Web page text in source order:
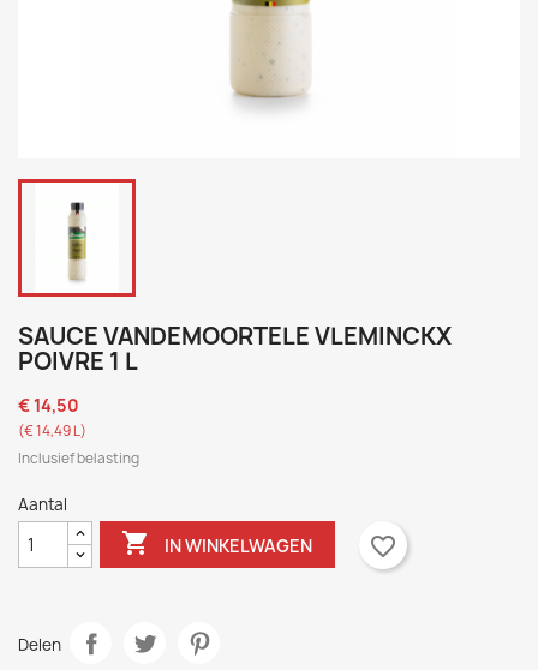
SAUCE VANDEMOORTELE VLEMINCKX
POIVRE 1 L
€ 14,50
(€ 14,49 L)
Inclusief belasting
Aantal
 IN WINKELWAGEN favorite_border
Delen